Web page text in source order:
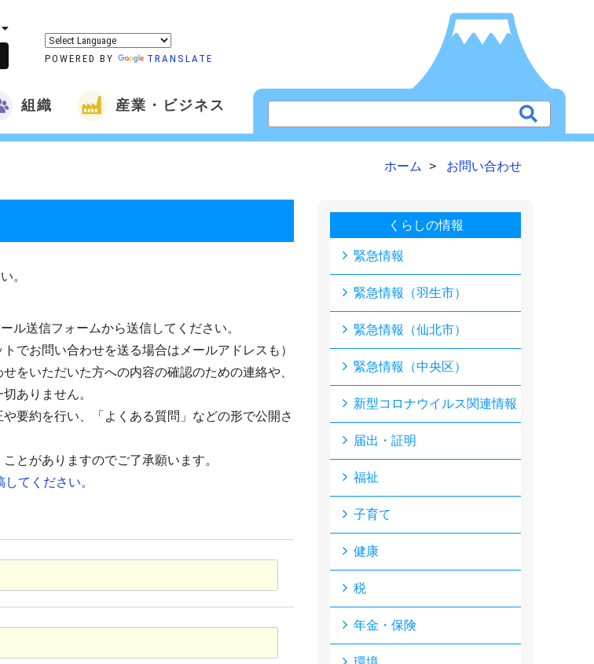
POWERED BY TRANSLATE
組織 産業・ビジネス
ホーム お問い合わせ
。
ル送信フォームから送信してください。
でお問い合わせを送る場合はメールアドレスも）
をいただいた方への内容の確認のための連絡や、
ありません。
要約を行い、「よくある質問」などの形で公開さ
とがありますのでご了承願います。
てください。
くらしの情報
緊急情報
緊急情報（羽生市）
緊急情報（仙北市）
緊急情報（中央区）
新型コロナウイルス関連情報
届出・証明
福祉
子育て
健康
税
年金・保険